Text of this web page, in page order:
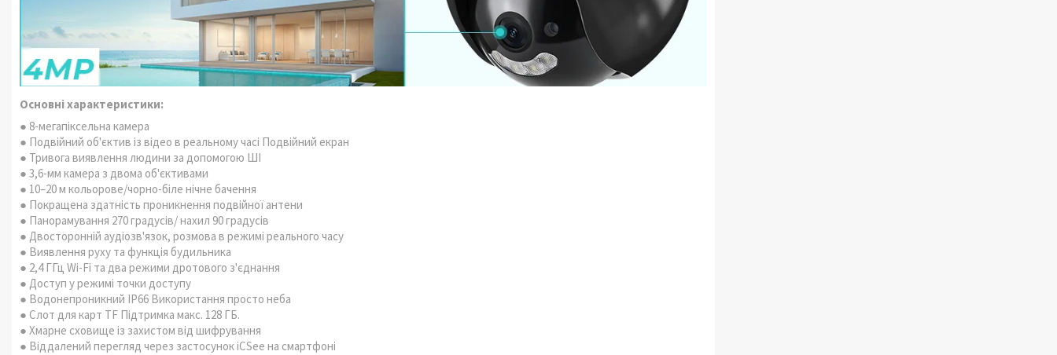
Основні характеристики:
● 8-мегапіксельна камера
● Подвійний об'єктив із відео в реальному часі Подвійний екран
● Тривога виявлення людини за допомогою ШІ
● 3,6-мм камера з двома об'єктивами
● 10–20 м кольорове/чорно-біле нічне бачення
● Покращена здатність проникнення подвійної антени
● Панорамування 270 градусів/ нахил 90 градусів
● Двосторонній аудіозв'язок, розмова в режимі реального часу
● Виявлення руху та функція будильника
● 2,4 ГГц Wi-Fi та два режими дротового з'єднання
● Доступ у режимі точки доступу
● Водонепроникний IP66 Використання просто неба
● Слот для карт TF Підтримка макс. 128 ГБ.
● Хмарне сховище із захистом від шифрування
● Віддалений перегляд через застосунок iCSee на смартфоні